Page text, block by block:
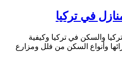
في تركيا
والسكن في تركيا وكيفية
وأنواع السكن من فلل ومزارع